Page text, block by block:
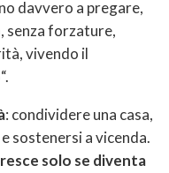
davvero a pregare,
senza forzature,
vivendo il
“.
: condividere una casa,
sostenersi a vicenda.
solo se diventa